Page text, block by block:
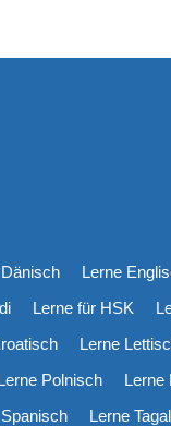
Lerne
Lerne für HSK
Lerne
Polnisch
Lerne
Lerne